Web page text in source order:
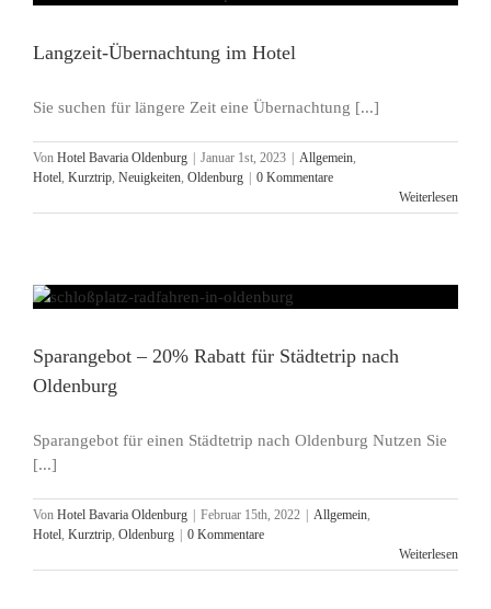
Langzeit-Übernachtung im Hotel
Sie suchen für längere Zeit eine Übernachtung [...]
Von Hotel Bavaria Oldenburg Januar 1st, 2023 Allgemein,
Hotel, Kurztrip, Neuigkeiten, Oldenburg
0 Kommentare
Weiterlesen
Sparangebot – 20% Rabatt für Städtetrip nach
Oldenburg
Sparangebot für einen Städtetrip nach Oldenburg Nutzen Sie
[...]
Von Hotel Bavaria Oldenburg Februar 15th, 2022 Allgemein,
Hotel, Kurztrip, Oldenburg
0 Kommentare
Weiterlesen